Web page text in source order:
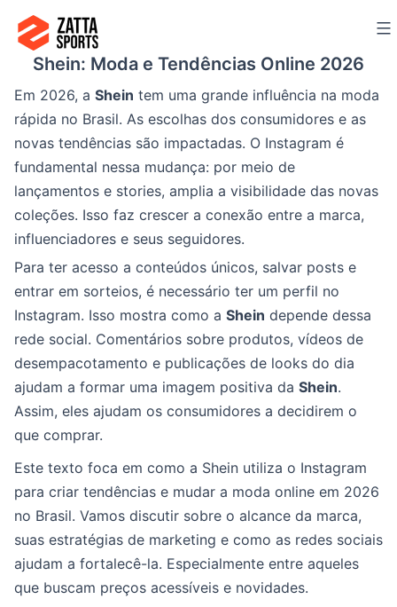
para
conteúdo
Shein: Moda e Tendências Online 2026
Em 2026, a Shein tem uma grande influência na moda
rápida no Brasil. As escolhas dos consumidores e as
novas tendências são impactadas. O Instagram é
fundamental nessa mudança: por meio de
lançamentos e stories, amplia a visibilidade das novas
coleções. Isso faz crescer a conexão entre a marca,
influenciadores e seus seguidores.
Para ter acesso a conteúdos únicos, salvar posts e
entrar em sorteios, é necessário ter um perfil no
Instagram. Isso mostra como a Shein depende dessa
rede social. Comentários sobre produtos, vídeos de
desempacotamento e publicações de looks do dia
ajudam a formar uma imagem positiva da Shein.
Assim, eles ajudam os consumidores a decidirem o
que comprar.
Este texto foca em como a Shein utiliza o Instagram
para criar tendências e mudar a moda online em 2026
no Brasil. Vamos discutir sobre o alcance da marca,
suas estratégias de marketing e como as redes sociais
ajudam a fortalecê-la. Especialmente entre aqueles
que buscam preços acessíveis e novidades.